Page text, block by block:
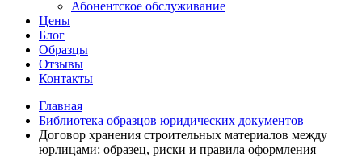
Абонентское обслуживание
Цены
Блог
Образцы
Отзывы
Контакты
Главная
Библиотека образцов юридических документов
Договор хранения строительных материалов между
юрлицами: образец, риски и правила оформления